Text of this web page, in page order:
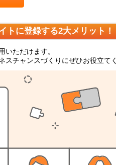
トに登録する2大メリット！
いただけます。
チャンスづくりにぜひお役立て